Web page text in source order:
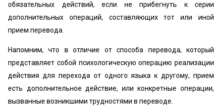
обязательных действий, если не прибегнуть к серии
дополнительных операций, составляющих тот или иной
прием перевода.
Напомним, что в отличие от способа перевода, который
представляет собой психологическую операцию реализации
действия для перехода от одного языка к другому, прием
есть дополнительное действие, или конкретные операции,
вызванные возникшими трудностями в переводе.